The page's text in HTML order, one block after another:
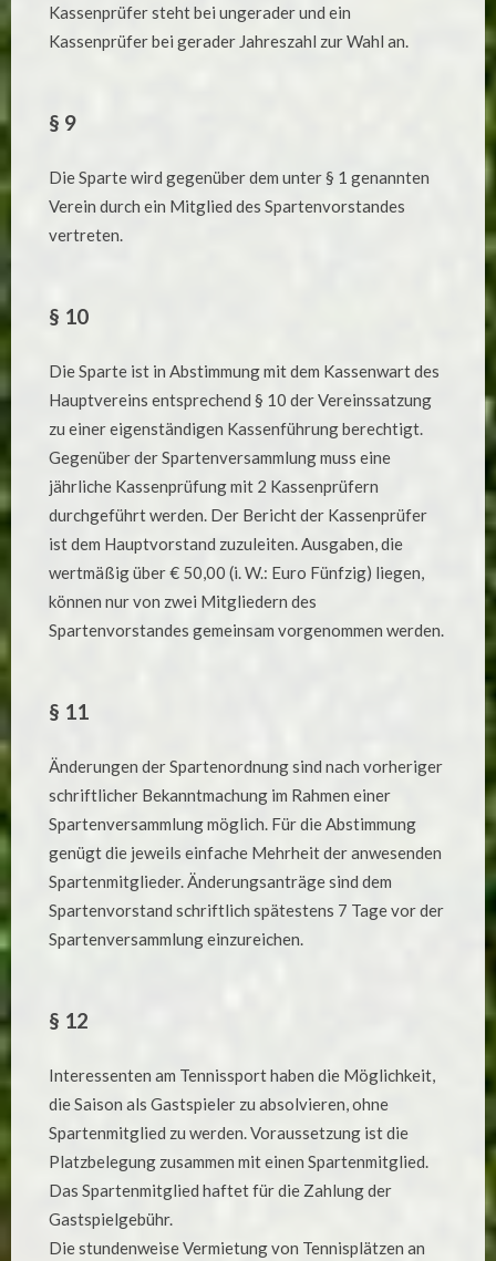
Kassenprüfer steht bei ungerader und ein
Kassenprüfer bei gerader Jahreszahl zur Wahl an.
§ 9
Die Sparte wird gegenüber dem unter § 1 genannten
Verein durch ein Mitglied des Spartenvorstandes
vertreten.
§ 10
Die Sparte ist in Abstimmung mit dem Kassenwart des
Hauptvereins entsprechend § 10 der Vereinssatzung
zu einer eigenständigen Kassenführung berechtigt.
Gegenüber der Spartenversammlung muss eine
jährliche Kassenprüfung mit 2 Kassenprüfern
durchgeführt werden. Der Bericht der Kassenprüfer
ist dem Hauptvorstand zuzuleiten. Ausgaben, die
wertmäßig über € 50,00 (i. W.: Euro Fünfzig) liegen,
können nur von zwei Mitgliedern des
Spartenvorstandes gemeinsam vorgenommen werden.
§ 11
Änderungen der Spartenordnung sind nach vorheriger
schriftlicher Bekanntmachung im Rahmen einer
Spartenversammlung möglich. Für die Abstimmung
genügt die jeweils einfache Mehrheit der anwesenden
Spartenmitglieder. Änderungsanträge sind dem
Spartenvorstand schriftlich spätestens 7 Tage vor der
Spartenversammlung einzureichen.
§ 12
Interessenten am Tennissport haben die Möglichkeit,
die Saison als Gastspieler zu absolvieren, ohne
Spartenmitglied zu werden. Voraussetzung ist die
Platzbelegung zusammen mit einen Spartenmitglied.
Das Spartenmitglied haftet für die Zahlung der
Gastspielgebühr.
Die stundenweise Vermietung von Tennisplätzen an